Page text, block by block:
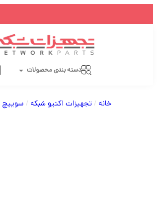
دسته بندی محصولات
خانه /تجهیزات اکتیو شبکه / سوییچ